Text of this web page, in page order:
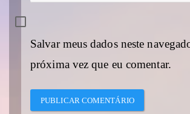
Salvar meus dados neste
próxima vez que eu comentar.